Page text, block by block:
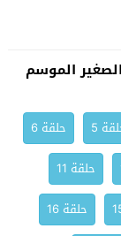
الموسم
5
حلقة 6
حلقة 11
حلقة 16